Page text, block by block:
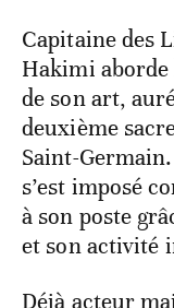
Capitaine des
Hakimi
de son art,
deuxième
Saint-
s’est imposé
à son poste
et son activité
Déjà acteur